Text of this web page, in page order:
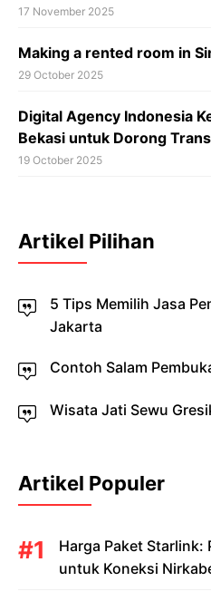
17 November 2025
Making a rented room in
29 October 2025
Digital Agency Indonesia
Bekasi untuk Dorong
19 October 2025
Artikel Pilihan
5 Tips Memilih Jasa
Jakarta
Contoh Salam
Wisata Jati Sewu
Artikel Populer
Harga Paket
untuk Koneksi